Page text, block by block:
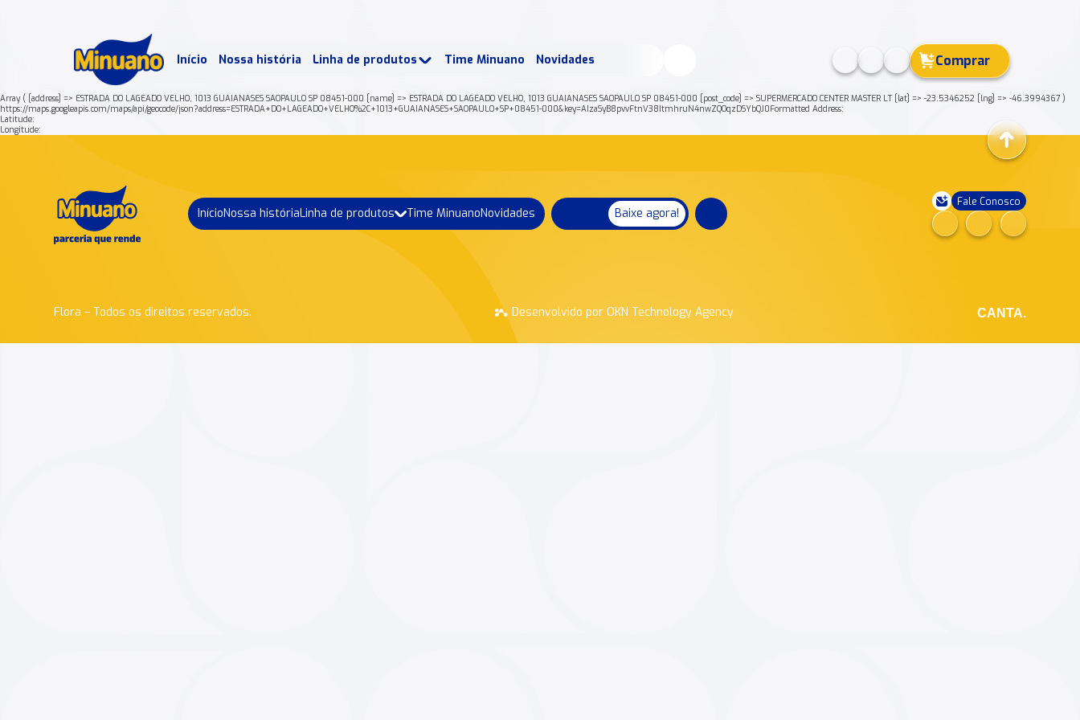
Início Nossa história Linha de produtos Time Minuano Novidades Comprar
Array ( [address] => ESTRADA DO LAGEADO VELHO, 1013 GUAIANASES SAOPAULO SP 08451-000 [name] => ESTRADA DO LAGEADO VELHO, 1013 GUAIANASES SAOPAULO SP 08451-000 [post_code] => SUPERMERCADO CENTER MASTER LT [lat] => -23.5346252 [lng] => -46.3994367 )
https://maps.googleapis.com/maps/api/geocode/json?address=ESTRADA+DO+LAGEADO+VELHO%2C+1013+GUAIANASES+SAOPAULO+SP+08451-000&key=AIzaSyB8pvvFtnV38ItmhruN4nwZQOqzDSYbQJ0Formatted Address:
Latitude:
Longitude:
InícioNossa históriaLinha de produtos Time MinuanoNovidades Baixe agora!
Fale Conosco
Flora – Todos os direitos reservados. Desenvolvido por OKN Technology Agency CANTA.